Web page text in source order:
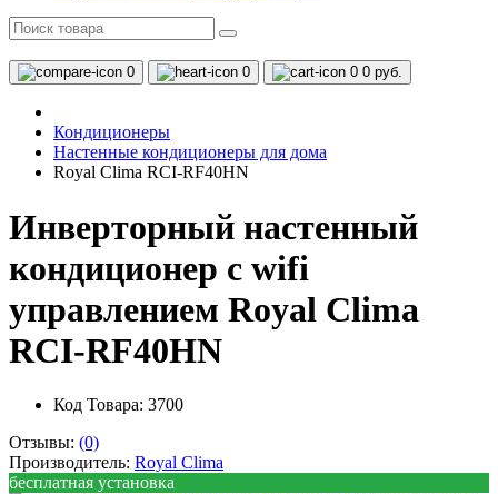
0 0 0 0 руб.
Кондиционеры
Настенные кондиционеры для дома
Royal Clima RCI-RF40HN
Инверторный настенный
кондиционер с wifi
управлением Royal Clima
RCI-RF40HN
Код Товара: 3700
Отзывы: (0)
Производитель: Royal Clima
бесплатная установка